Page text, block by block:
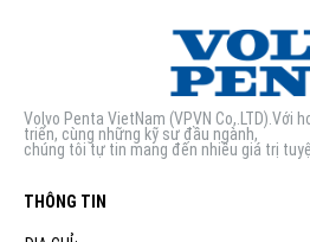
Volvo Penta VietNam (VPVN Co,.LTD).Với
triển, cùng những kỹ sư đầu ngành,
chúng tôi tự tin mang đến nhiều giá trị
THÔNG TIN